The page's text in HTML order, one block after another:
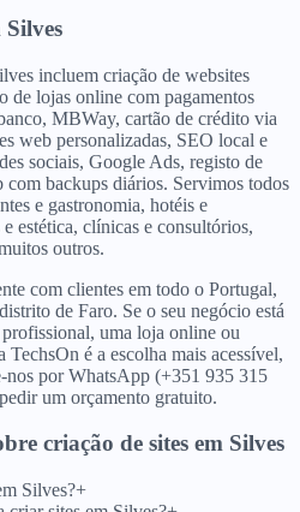
Silves
incluem criação de websites
de lojas online com pagamentos
MBWay, cartão de crédito via
web personalizadas, SEO local e
sociais, Google Ads, registo de
backups diários. Servimos todos
e gastronomia, hotéis e
estética, clínicas e consultórios,
outros.
com clientes em todo o Portugal,
de Faro. Se o seu negócio está
uma loja online ou
é a escolha mais acessível,
nos por WhatsApp (+351 935 315
um orçamento gratuito.
criação de sites em Silves
Silves?+